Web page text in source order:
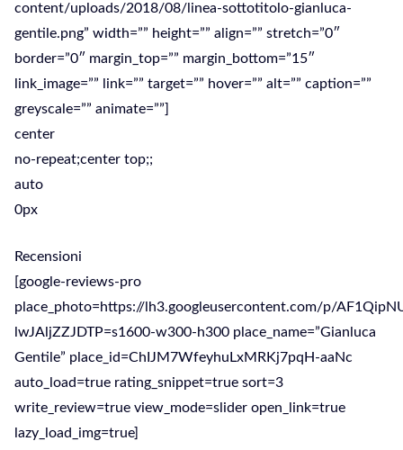
content/uploads/2018/08/linea-sottotitolo-gianluca-
gentile.png” width=”” height=”” align=”” stretch=”0″
border=”0″ margin_top=”” margin_bottom=”15″
link_image=”” link=”” target=”” hover=”” alt=”” caption=””
greyscale=”” animate=””]
center
no-repeat;center top;;
auto
0px
Recensioni
[google-reviews-pro
place_photo=https://lh3.googleusercontent.com/p/
lwJAljZZJDTP=s1600-w300-h300 place_name=”Gianluca
Gentile” place_id=ChIJM7WfeyhuLxMRKj7pqH-aaNc
auto_load=true rating_snippet=true sort=3
write_review=true view_mode=slider open_link=true
lazy_load_img=true]